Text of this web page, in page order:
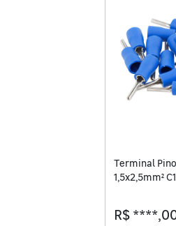
Terminal
1,5x2,5mm²
R$